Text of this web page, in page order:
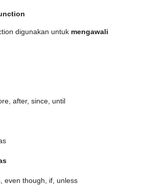
digunakan untuk mengawali
after, since, until
even though, if, unless